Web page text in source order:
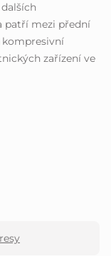
patří mezi přední
kompresivní
zařízení ve